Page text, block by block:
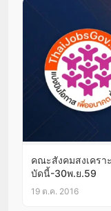
คณะสังคมสงเครา
บัดนี้-30พ.ย.59
19 ต.ค. 2016